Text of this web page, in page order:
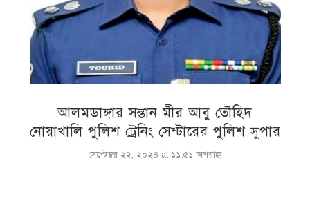
আলমডাঙ্গার সন্তান মীর আবু তৌহিদ
নোয়াখালি পুলিশ ট্রেনিং সেন্টারের পুলিশ সুপার
সেপ্টেম্বর ২২, ২০২৪ at ১১:৫১ অপরাহ্ণ